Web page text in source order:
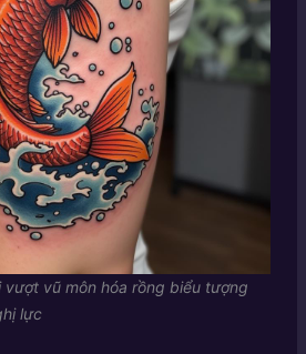
vượt vũ môn hóa rồng biểu tượng
lực